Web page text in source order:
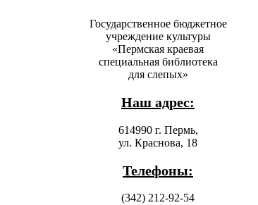
Государственное бюджетное
учреждение культуры
«Пермская краевая
специальная библиотека
для слепых»
Наш адрес:
614990 г. Пермь,
ул. Краснова, 18
Телефоны:
(342) 212-92-54